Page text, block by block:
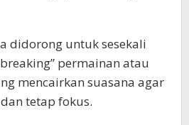
didorong untuk sesekali
permainan atau
mencairkan suasana agar
tetap fokus.